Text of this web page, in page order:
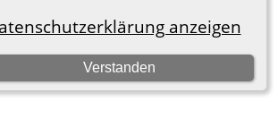
anzeigen
Verstanden